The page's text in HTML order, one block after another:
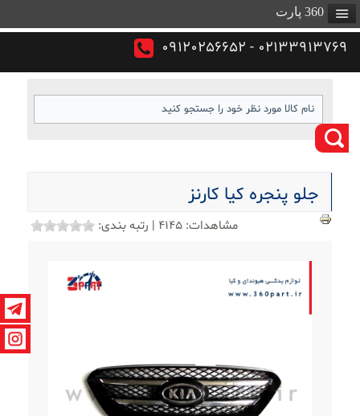
02133913769 - 09120256652
جلو پنجره کیا کارنز
مشاهدات: 4145
| رتبه بندی:
360 پارت